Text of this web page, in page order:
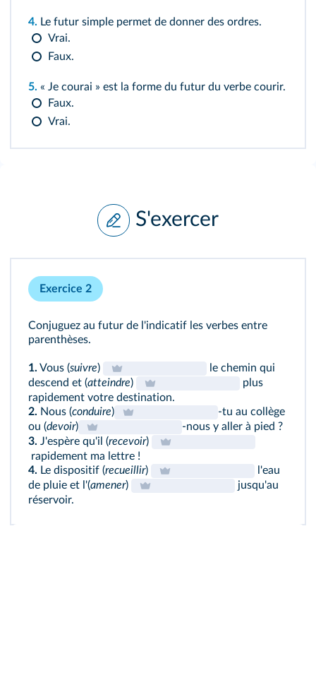
4. Le futur simple permet de donner des ordres.
Vrai.
Faux.
5. « Je courai » est la forme du futur du verbe courir.
Faux.
Vrai.
S'exercer
Exercice 2
Conjuguez au futur de l'indicatif les verbes entre
parenthèses.
1. Vous (suivre)
le chemin qui
descend et (atteindre)
plus
rapidement votre destination.
2. Nous (conduire)
-tu au collège
ou (devoir)
-nous y aller à pied ?
3. J'espère qu'il (recevoir)
rapidement ma lettre !
4. Le dispositif (recueillir)
l'eau
de pluie et l'(amener)
jusqu'au
réservoir.